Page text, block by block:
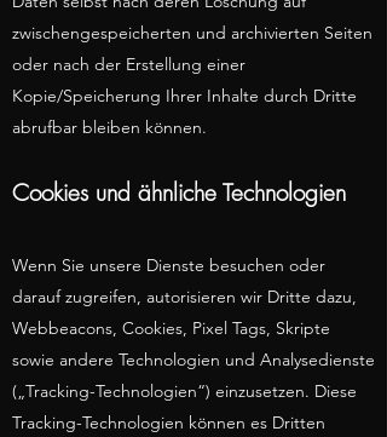
zwischengespeicherten und archivierten Seiten
oder nach der Erstellung einer
Kopie/Speicherung Ihrer Inhalte durch Dritte
abrufbar bleiben können.
Cookies und ähnliche Technologien
Wenn Sie unsere Dienste besuchen oder
darauf zugreifen, autorisieren wir Dritte dazu,
Webbeacons, Cookies, Pixel Tags, Skripte
sowie andere Technologien und Analysedienste
(„Tracking-Technologien“) einzusetzen. Diese
Tracking-Technologien können es Dritten